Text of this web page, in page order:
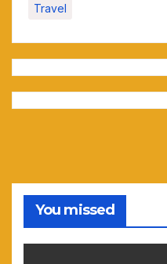
Travel
You missed